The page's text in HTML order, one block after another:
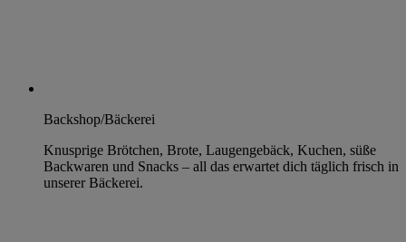
Backshop/Bäckerei
Knusprige Brötchen, Brote, Laugengebäck, Kuchen, süße
Backwaren und Snacks – all das erwartet dich täglich frisch in
unserer Bäckerei.